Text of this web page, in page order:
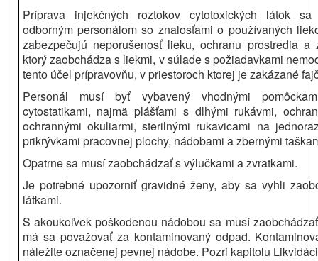
Príprava injekčných roztokov cytotoxických látok
odborným personálom so znalosťami o používaných
zabezpečujú neporušenosť lieku, ochranu prostredia a
ktorý zaobchádza s liekmi, v súlade s požiadavkami
tento účel prípravovňu, v priestoroch ktorej je zakázané
Personál musí byť vybavený vhodnými
cytostatikami, najmä plášťami s dlhými rukávmi,
ochrannými okuliarmi, sterilnými rukavicami na
prikrývkami pracovnej plochy, nádobami a zbernými
Opatrne sa musí zaobchádzať s výlučkami a zvratkami.
Je potrebné upozorniť gravidné ženy, aby sa vyhli
látkami.
S akoukoľvek poškodenou nádobou sa musí
má sa považovať za kontaminovaný odpad.
náležite označenej pevnej nádobe. Pozri kapitolu